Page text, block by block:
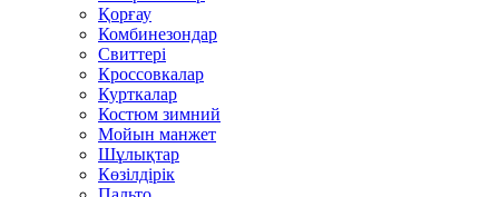
Қорғау
Комбинезондар
Свиттері
Кроссовкалар
Курткалар
Костюм зимний
Мойын манжет
Шұлықтар
Көзілдірік